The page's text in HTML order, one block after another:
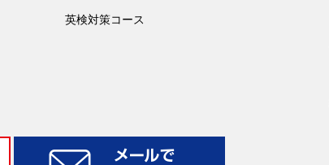
英検対策コース